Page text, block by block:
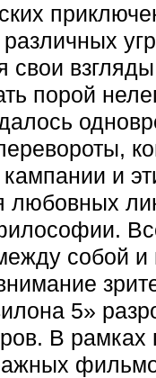
свои
порой
и
любовных
собой
5»
В рамках